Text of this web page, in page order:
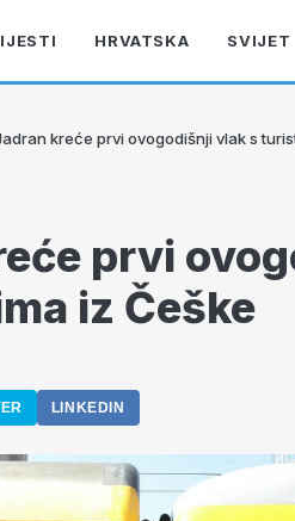
HRVATSKA SVIJET
kreće prvi ovogodišnji vlak s
prvi
iz Češke
LINKEDIN